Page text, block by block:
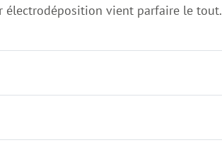
électrodéposition vient parfaire le tout.